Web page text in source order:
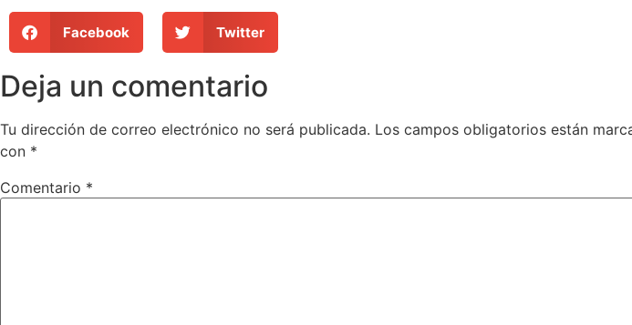
Facebook Twitter
Deja un comentario
Tu dirección de correo electrónico no será publicada. Los campos obligatorios están
con *
Comentario *